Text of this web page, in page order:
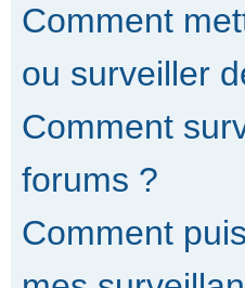
Comment
ou surveiller
Comment
forums ?
Comment